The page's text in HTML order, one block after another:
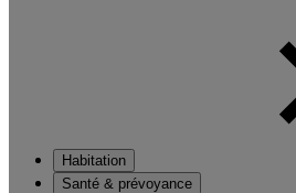
Habitation
Santé & prévoyance